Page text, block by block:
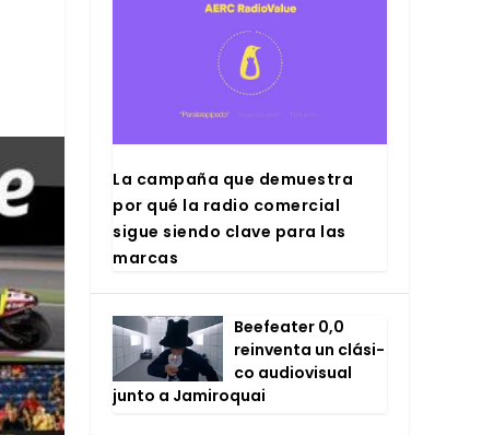
La cam­pa­ña que demues­tra
por qué la radio comer­cial
sigue sien­do cla­ve para las
mar­cas
Bee­fea­ter 0,0
rein­ven­ta un clá­si­
co audio­vi­sual
jun­to a Jami­ro­quai